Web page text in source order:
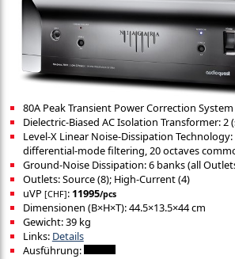
80A Peak Transient Power Correction
Dielectric-Biased AC Isolation Transformer:
Level-X Linear Noise-Dissipation
differential-mode filtering, 20 octaves
Ground-Noise Dissipation: 6 banks (all
Outlets: Source (8); High-Current (4)
uVP [CHF]: 11995/pcs
Dimensionen (B×H×T): 44.5×13.5×44 cm
Gewicht: 39 kg
Links: Details
Ausführung: